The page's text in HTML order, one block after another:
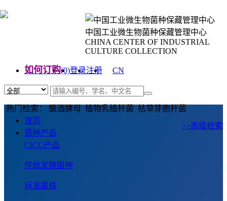
中国工业微生物菌种保藏管理中心
CHINA CENTER OF INDUSTRIAL
CULTURE COLLECTION
如何订购(0)登录注册
CN
热门检索： 酿酒酵母 植物乳植杆菌 枯草芽胞杆菌
>>高级检索
首页
菌种产品
CICC产品
传统发酵菌种
标准菌株